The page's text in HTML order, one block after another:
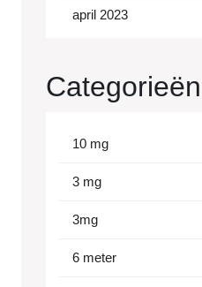
april 2023
Categorieën
10 mg
3 mg
3mg
6 meter